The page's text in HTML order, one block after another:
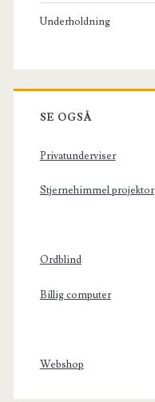
Underholdning
SE OGSÅ
Privatunderviser
Stjernehimmel projektor
Ordblind
Billig computer
Webshop